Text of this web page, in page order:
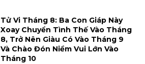
Tử Vi Tháng 8: Ba Con Giáp Này
Xoay Chuyển Tình Thế Vào Tháng
8, Trở Nên Giàu Có Vào Tháng 9
Và Chào Đón Niềm Vui Lớn Vào
Tháng 10